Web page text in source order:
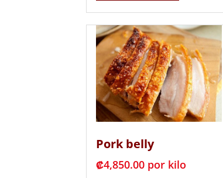
Pork belly
₡4,850.00 por kilo